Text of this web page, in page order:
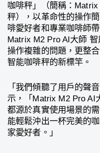
咖啡秤」（簡稱：
秤），以革命性的操作
啡愛好者和專業咖啡師
Matrix M2 Pro AI大師
操作複雜的問題，更整
智能咖啡秤的新標竿。
「我們傾聽了用戶的聲
示，「Matrix M2 Pro AI
都源於真實使用場景的
能輕鬆沖出一杯完美的
家愛好者。」